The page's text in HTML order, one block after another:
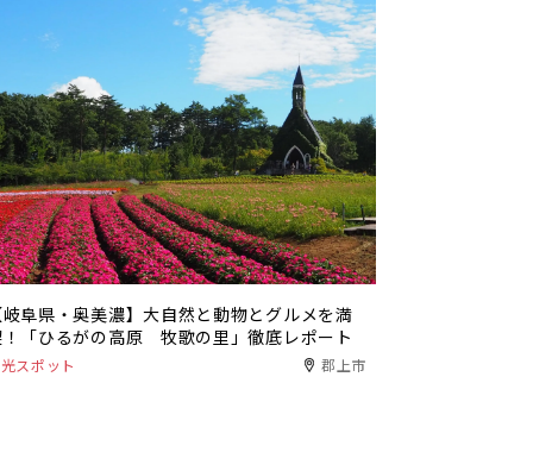
阜県・奥美濃】大自然と動物とグルメを満
「ひるがの高原 牧歌の里」徹底レポート
スポット 郡上市